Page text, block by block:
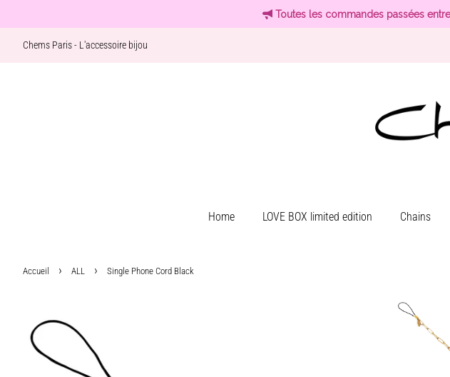
Toutes les commandes passées
Chems Paris - L'accessoire bijou
Home LOVE BOX limited edition Chains
Accueil › ALL › Single Phone Cord Black